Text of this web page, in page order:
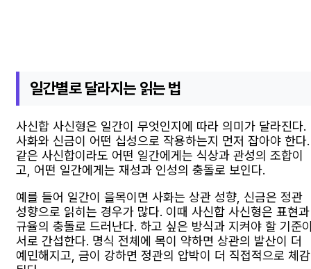
일간별로 달라지는 읽는 법
사신합 사신형은 일간이 무엇인지에 따라 의미가 달라진다.
사화와 신금이 어떤 십성으로 작용하는지 먼저 잡아야 한다.
같은 사신합이라도 어떤 일간에게는 식상과 관성의 조합이
고, 어떤 일간에게는 재성과 인성의 충돌로 보인다.
예를 들어 일간이 을목이면 사화는 상관 성향, 신금은 정관
성향으로 읽히는 경우가 많다. 이때 사신합 사신형은 표현과
규율의 충돌로 드러난다. 하고 싶은 방식과 지켜야 할 기준
서로 간섭한다. 명식 전체에 목이 약하면 상관의 발산이 더
예민해지고, 금이 강하면 정관의 압박이 더 직접적으로 체감